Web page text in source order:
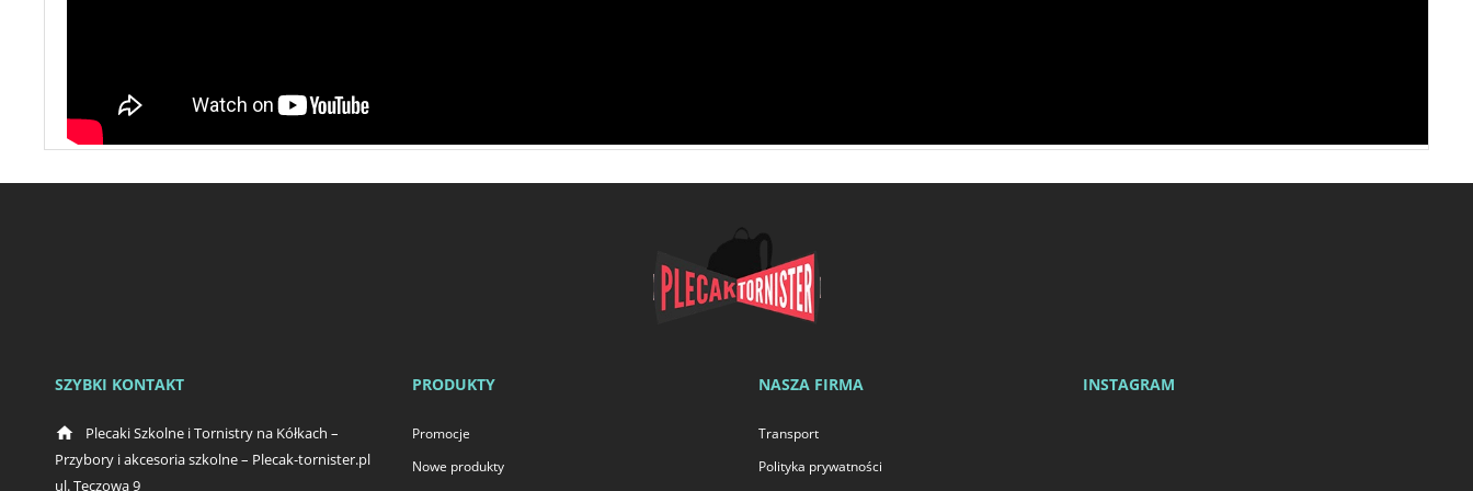
SZYBKI KONTAKT
home
Plecaki Szkolne i Tornistry na Kółkach –
Przybory i akcesoria szkolne – Plecak-tornister.pl
ul. Tęczowa 9
PRODUKTY
Promocje
Nowe produkty
NASZA FIRMA
Transport
Polityka prywatności
INSTAGRAM